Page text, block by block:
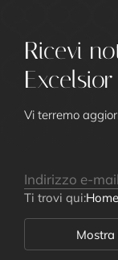
Ricevi
Excelsior
Vi terremo
Ti trovi qui:Home